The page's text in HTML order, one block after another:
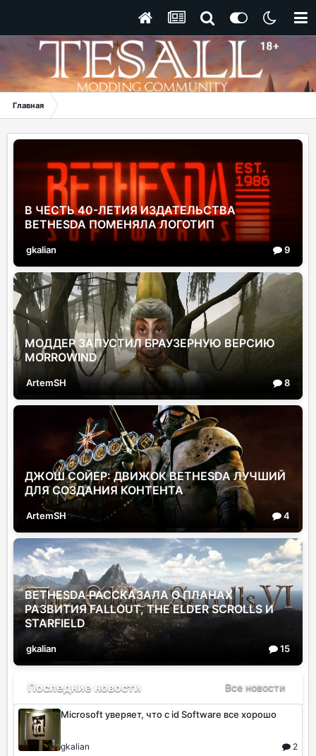
Главная
В ЧЕСТЬ 40-ЛЕТИЯ ИЗДАТЕЛЬСТВА
BETHESDA ПОМЕНЯЛА ЛОГОТИП
gkalian 9
МОДДЕР ЗАПУСТИЛ БРАУЗЕРНУЮ ВЕРСИЮ
MORROWIND
ArtemSH 8
ДЖОШ СОЙЕР: ДВИЖОК BETHESDA ЛУЧШИЙ
ДЛЯ СОЗДАНИЯ КОНТЕНТА
ArtemSH 4
BETHESDA РАССКАЗАЛА О ПЛАНАХ
РАЗВИТИЯ FALLOUT, THE ELDER SCROLLS И
STARFIELD
gkalian 15
Последние новости Все новости
Microsoft уверяет, что с id Software все хорошо
gkalian 2